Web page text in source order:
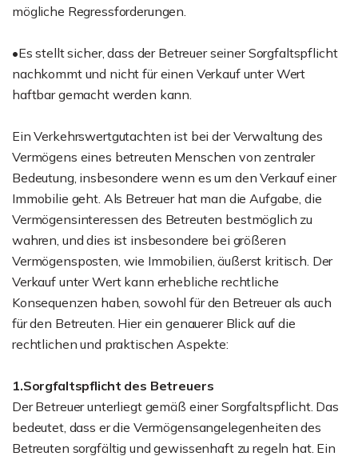
mögliche Regressforderungen.
•Es stellt sicher, dass der Betreuer seiner Sorgfaltspflicht
nachkommt und nicht für einen Verkauf unter Wert
haftbar gemacht werden kann.
Ein Verkehrswertgutachten ist bei der Verwaltung des
Vermögens eines betreuten Menschen von zentraler
Bedeutung, insbesondere wenn es um den Verkauf einer
Immobilie geht. Als Betreuer hat man die Aufgabe, die
Vermögensinteressen des Betreuten bestmöglich zu
wahren, und dies ist insbesondere bei größeren
Vermögensposten, wie Immobilien, äußerst kritisch. Der
Verkauf unter Wert kann erhebliche rechtliche
Konsequenzen haben, sowohl für den Betreuer als auch
für den Betreuten. Hier ein genauerer Blick auf die
rechtlichen und praktischen Aspekte:
1.Sorgfaltspflicht des Betreuers
Der Betreuer unterliegt gemäß einer Sorgfaltspflicht. Das
bedeutet, dass er die Vermögensangelegenheiten des
Betreuten sorgfältig und gewissenhaft zu regeln hat. Ein